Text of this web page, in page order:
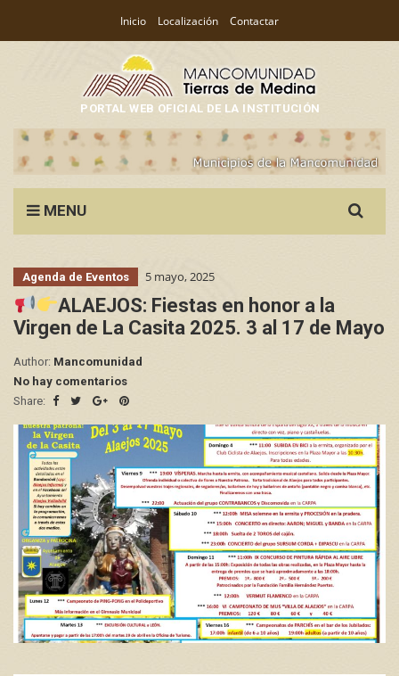
Inicio Localización Contactar
PORTAL WEB OFICIAL DE LA INSTITUCIÓN
MENU
for:
Agenda de Eventos 5 mayo, 2025
ALAEJOS: Fiestas en honor a la
Virgen de La Casita 2025. 3 al 17 de Mayo
Author: Mancomunidad
No hay comentarios
Share: